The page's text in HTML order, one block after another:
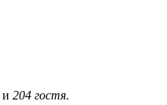
и 204 гостя.